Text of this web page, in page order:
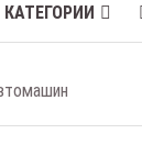
КАТЕГОРИИ